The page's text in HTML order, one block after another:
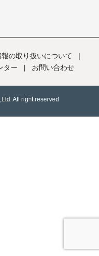
の取り扱いについて
|
ター | お問い合わせ
All right reserved